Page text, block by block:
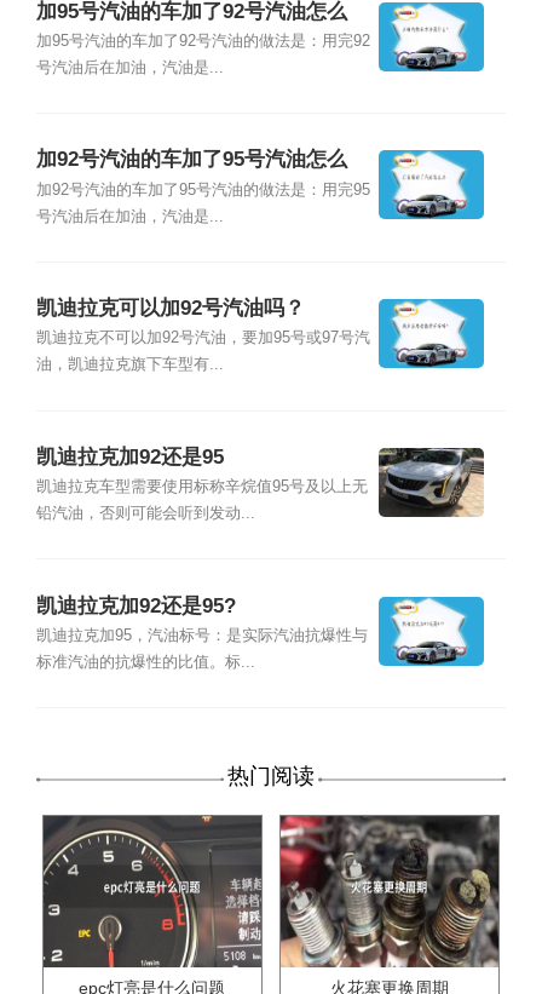
加95号汽油的车加了92号汽油怎么
办？
加95号汽油的车加了92号汽油的做法是：用完92
号汽油后在加油，汽油是...
加92号汽油的车加了95号汽油怎么
办？
加92号汽油的车加了95号汽油的做法是：用完95
号汽油后在加油，汽油是...
凯迪拉克可以加92号汽油吗？
凯迪拉克不可以加92号汽油，要加95号或97号汽
油，凯迪拉克旗下车型有...
凯迪拉克加92还是95
凯迪拉克车型需要使用标称辛烷值95号及以上无
铅汽油，否则可能会听到发动...
凯迪拉克加92还是95?
凯迪拉克加95，汽油标号：是实际汽油抗爆性与
标准汽油的抗爆性的比值。标...
热门阅读
epc灯亮是什么问题 火花塞更换周期